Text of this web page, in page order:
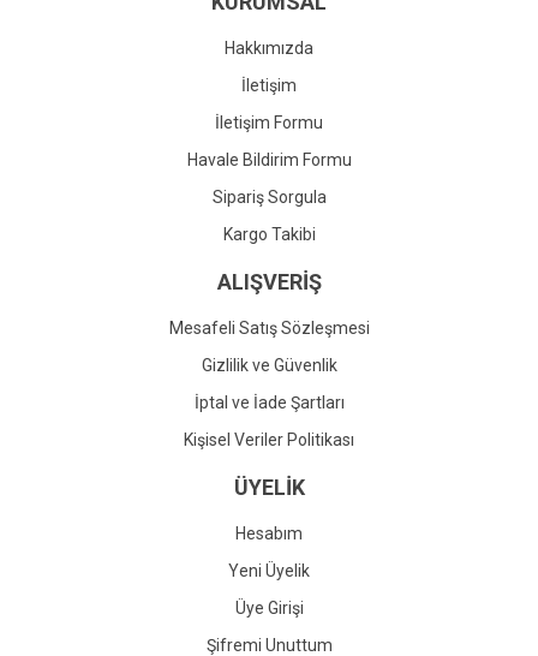
Gönder
Hakkımızda
İletişim
İletişim Formu
Havale Bildirim Formu
Sipariş Sorgula
Kargo Takibi
ALIŞVERİŞ
Mesafeli Satış Sözleşmesi
Gizlilik ve Güvenlik
İptal ve İade Şartları
Kişisel Veriler Politikası
ÜYELİK
Hesabım
Yeni Üyelik
Üye Girişi
Şifremi Unuttum